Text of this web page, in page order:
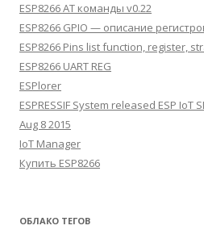
ESP8266 AT команды v0.22
ESP8266 GPIO — описание
ESP8266 Pins list function, register,
ESP8266 UART REG
ESPlorer
ESPRESSIF System released ESP IoT
Aug 8 2015
IoT Manager
Купить ESP8266
ОБЛАКО ТЕГОВ